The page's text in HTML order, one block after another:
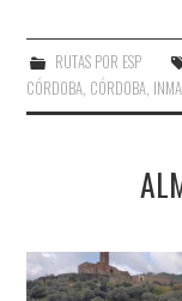
RUTAS POR ESP
CÓRDOBA, CÓRDOBA,